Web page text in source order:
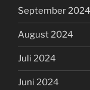
September 2024
August 2024
Juli 2024
Juni 2024